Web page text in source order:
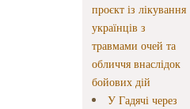
проєкт із лікування
українців з
травмами очей та
обличчя внаслідок
бойових дій
У Гадячі через